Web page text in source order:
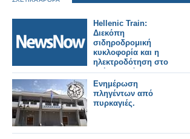
Hellenic Train:
Διεκόπη
σιδηροδρομική
κυκλοφορία και η
ηλεκτροδότηση στο
τμήμα Οινόη –
Χαλκίδα, εξαιτίας
πυρκαγιάς.
Ενημέρωση
πληγέντων από
πυρκαγιές.